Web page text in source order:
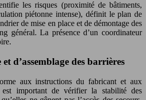
les risques (proximité de bâtiments,
piétonne intense), définit le plan de
de mise en place et de démontage des
général. La présence d’un coordinateur
d’assemblage des barrières
aux instructions du fabricant et aux
important de vérifier la stabilité des